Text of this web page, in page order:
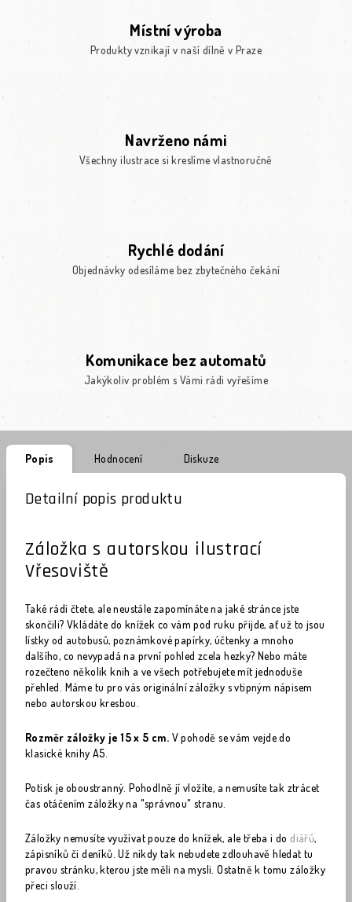
Místní výroba
Produkty vznikají v naší dílně v Praze
Navrženo námi
Všechny ilustrace si kreslíme vlastnoručně
Rychlé dodání
Objednávky odesíláme bez zbytečného čekání
Komunikace bez automatů
Jakýkoliv problém s Vámi rádi vyřešíme
Popis Hodnocení Diskuze
Detailní popis produktu
Záložka s autorskou ilustrací
Vřesoviště
Také rádi čtete, ale neustále zapomínáte na jaké stránce jste
skončili? Vkládáte do knížek co vám pod ruku přijde, ať už to jsou
lístky od autobusů, poznámkové papírky, účtenky a mnoho
dalšího, co nevypadá na první pohled zcela hezky? Nebo máte
rozečteno několik knih a ve všech potřebujete mít jednoduše
přehled. Máme tu pro vás originální záložky s vtipným nápisem
nebo autorskou kresbou.
Rozměr záložky je 15 x 5 cm. V pohodě se vám vejde do
klasické knihy A5.
Potisk je oboustranný. Pohodlně jí vložíte, a nemusíte tak ztrácet
čas otáčením záložky na "správnou" stranu.
Záložky nemusíte využívat pouze do knížek, ale třeba i do diářů,
zápisníků či deníků. Už nikdy tak nebudete zdlouhavě hledat tu
pravou stránku, kterou jste měli na mysli. Ostatně k tomu záložky
přeci slouží.